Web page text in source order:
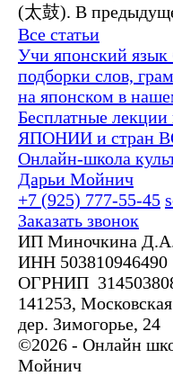
(太鼓). В
Все статьи
Учи японский язык
подборки слов,
на японском в
Бесплатные
ЯПОНИИ и стран
Онлайн-школа
Дарьи Мойнич
+7 (925) 777-55-45
Заказать звонок
ИП Миночкина
ИНН 503810946490
ОГРНИП
141253,
дер. Зимогорье, 24
©2026 - Онлайн
Мойнич